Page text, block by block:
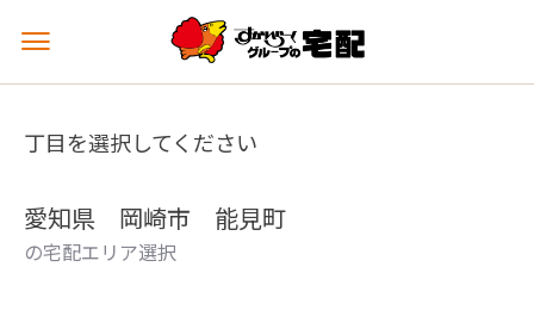
メ
ュ
を
丁目を選択してください
愛知県 岡崎市 能見町
の宅配エリア選択